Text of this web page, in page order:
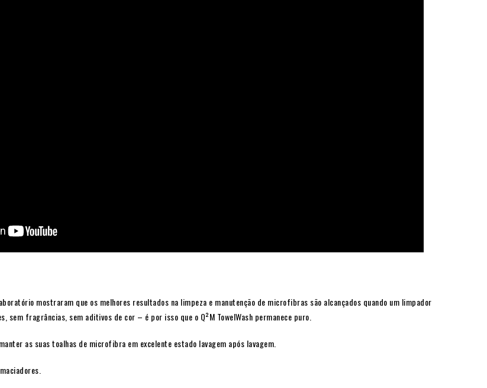
mostraram que os melhores resultados na limpeza e manutenção de microfibras são alcançados quando um limpador
sem fragrâncias, sem aditivos de cor – é por isso que o Q²M TowelWash permanece puro.
manter as suas toalhas de microfibra em excelente estado lavagem após lavagem.